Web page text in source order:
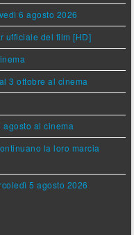
6 agosto 2026
ufficiale del film [HD]
3 ottobre al cinema
agosto al cinema
la loro marcia
5 agosto 2026